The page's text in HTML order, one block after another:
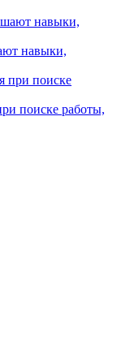
навыки,
поиске работы,